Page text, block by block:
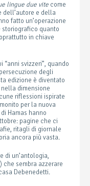
lingue due vite come
dell’autore e della
fatto un’operazione
quanto
in chiave
“anni svizzeri”, quando
degli
edizione è diventato
dimensione
riflessioni ispirate
per la nuova
Hamas hanno
pagine che ci
ritagli di giornale
ancora più vasta.
di un’antologia,
sembra azzerare
Debenedetti.